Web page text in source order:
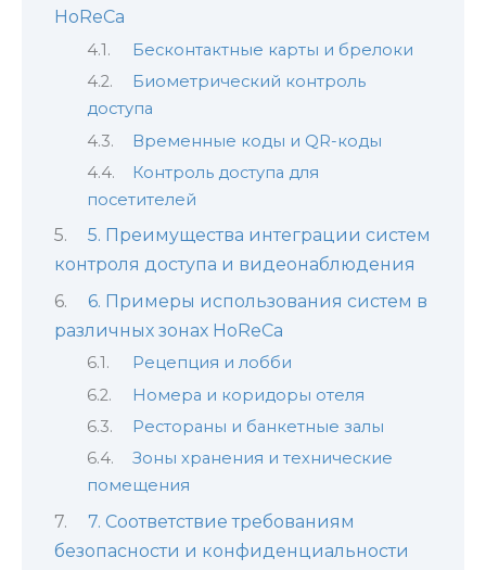
HoReCa
Бесконтактные карты и брелоки
Биометрический контроль
доступа
Временные коды и QR-коды
Контроль доступа для
посетителей
5. Преимущества интеграции систем
контроля доступа и видеонаблюдения
6. Примеры использования систем в
различных зонах HoReCa
Рецепция и лобби
Номера и коридоры отеля
Рестораны и банкетные залы
Зоны хранения и технические
помещения
7. Соответствие требованиям
безопасности и конфиденциальности